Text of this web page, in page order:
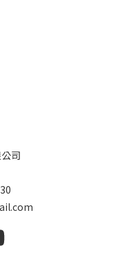
司